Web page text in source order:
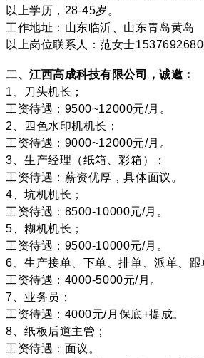
以上学历，28-45岁。
工作地址：山东临沂、山东青岛黄岛
以上岗位联系人：范女士
二、江西高成科技有限公司，诚邀：
1、刀头机长；
工资待遇：9500~12000元/月。
2、四色水印机机长；
工资待遇：9000~12000元/月。
3、生产经理（纸箱、彩箱）；
工资待遇：薪资优厚，具体面议。
4、坑机机长；
工资待遇：8500-10000元/月。
5、糊机机长；
工资待遇：9500-10000元/月。
6、生产接单、下单、排单、派单、跟
工资待遇：4000-5000元/月。
7、业务员；
工资待遇：4000元/月保底+提成。
8、纸板后道主管；
工资待遇：面议。